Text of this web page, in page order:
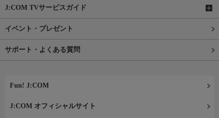
J:COM TVサービスガイド
イベント・プレゼント
サポート・よくある質問
Fun! J:COM
J:COM オフィシャルサイト